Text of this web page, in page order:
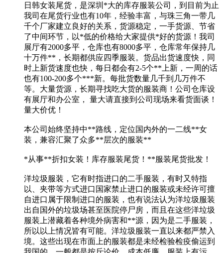
日韩女装尾货，是深圳*大的库存服装公司，到目前为止
我司在尾货行业也有10年，经验丰富，与珠三角一带几
千个厂家建立良好的关系，货源稳定，一手货源、节省
了中间环节，以*低的价格给大家提供*好的货源！我司
展厅有2000多平，仓库也有8000多平，仓库常年保持几
十万件**，长期都供应四季服装。货品出货速度快，同
时上新货速度也快，每日都会有2-5个**上新，一周的话
也有100-200多个***新。每批货数量几千到几万件不
等。大量货源，长期寻找吃大货的服装商！公司仓库设
有展厅和办公室， 量大请直接到公司现场来看货面谈！
量大价优！
本公司始终坚持中**路线，定位国内外的一二线**女
装，兼容汇聚了众多**层次的服装**
*从事**折扣女装！库存服装尾货！**服装尾货批发！
洋垃圾服装，它有时指进口的二手服装，有时又特指
以、夹带等方式进口国家禁止进口的服装或未经许可擅
自进口属于限制进口的服装，也有说法认为洋垃圾服装
出自国外的垃圾场甚至医院停尸房，而且在这些洋垃圾
服装上潜藏着各种境外病害和**源，因为是二手服装，
所以以上情况皆有可能。洋垃圾服装一直以来都严禁入
境。这些出现在市面上的服装都是未经检验检疫偷运到